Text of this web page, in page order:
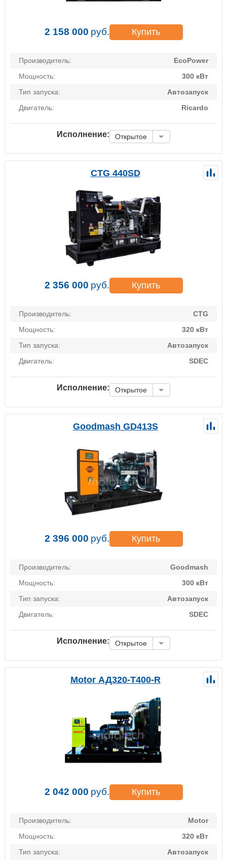
2 158 000 руб. Купить
Производитель:
EcoPower
Мощность:
300 кВт
Тип запуска:
Автозапуск
Двигатель:
Ricardo
Исполнение: Открытое
CTG 440SD
2 356 000 руб. Купить
Производитель:
CTG
Мощность:
320 кВт
Тип запуска:
Автозапуск
Двигатель:
SDEC
Исполнение: Открытое
Goodmash GD413S
2 396 000 руб. Купить
Производитель:
Goodmash
Мощность:
300 кВт
Тип запуска:
Автозапуск
Двигатель:
SDEC
Исполнение: Открытое
Motor АД320-Т400-R
2 042 000 руб. Купить
Производитель:
Motor
Мощность:
320 кВт
Тип запуска:
Автозапуск